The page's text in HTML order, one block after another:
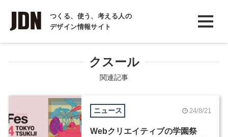
つくる、使う、考える人の
デザイン情報サイト
INTERVIEW
インタビュー
COLUMN
コラム
クスール
関連記事
ニュース 24/8/21
Webクリエイティブの学園祭